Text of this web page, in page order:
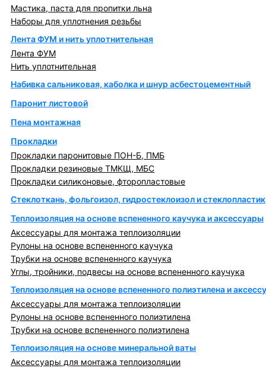
Мастика, паста для пропитки льна
Наборы для уплотнения резьбы
Лента ФУМ и нить уплотнительная
Лента ФУМ
Нить уплотнительная
Набивка сальниковая, каболка и шнур асбестоцементный
Паронит листовой
Пена монтажная
Прокладки
Прокладки паронитовые ПОН-Б, ПМБ
Прокладки резиновые ТМКЩ, МБС
Прокладки силиконовые, фторопластовые
Стеклоткань, фольгоизол, гидростеклоизол и стеклопластик
Теплоизоляция на основе вспененного каучука и аксессуары
Аксессуары для монтажа теплоизоляции
Рулоны на основе вспененного каучука
Трубки на основе вспененного каучука
Углы, тройники, подвесы на основе вспененного каучука
Теплоизоляция на основе вспененного полиэтилена и
Аксессуары для монтажа теплоизоляции
Рулоны на основе вспененного полиэтилена
Трубки на основе вспененного полиэтилена
Теплоизоляция на основе минеральной ваты
Аксессуары для монтажа теплоизоляции